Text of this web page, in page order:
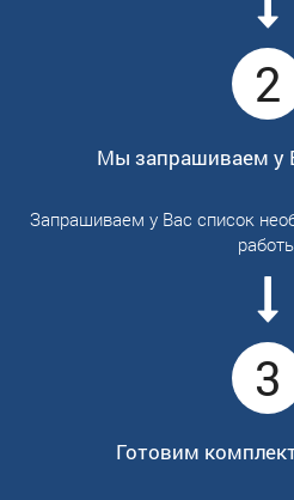
2
Мы запрашиваем у
Запрашиваем у Вас список
3
Готовим